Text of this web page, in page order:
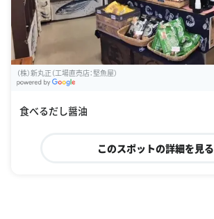
（株）新丸正（工場直売店：堅魚屋）
食べるだし醤油
このスポットの詳細を見る